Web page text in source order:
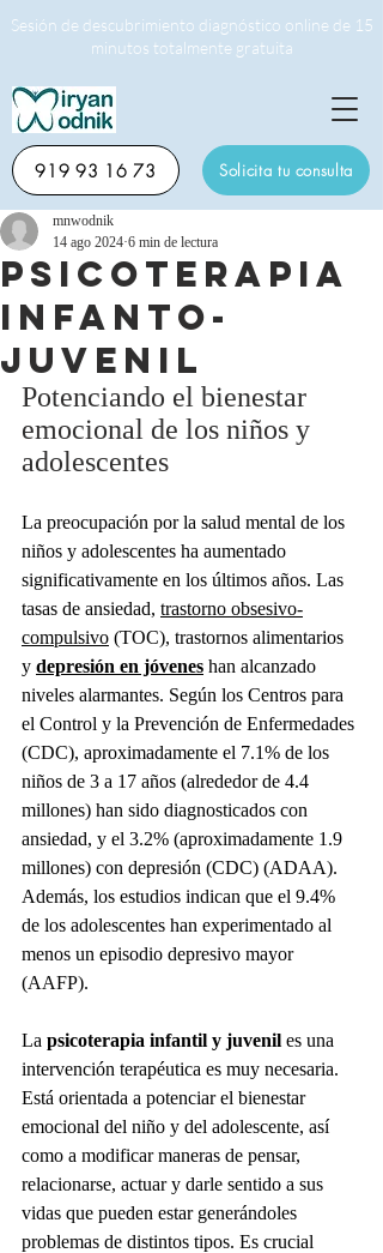
Solicita tu consulta
919 93 16 73
Sesión de descubrimiento diagnóstico online de 15
minutos totalmente gratuita
Psicoterapia
Infanto-
Juvenil
mnwodnik
14 ago 2024 6 min de lectura
Potenciando el bienestar
emocional de los niños y
adolescentes
La preocupación por la salud mental de los
niños y adolescentes ha aumentado
significativamente en los últimos años. Las
tasas de ansiedad, trastorno obsesivo-
compulsivo (TOC), trastornos alimentarios
y depresión en jóvenes han alcanzado
niveles alarmantes. Según los Centros para
el Control y la Prevención de Enfermedades
(CDC), aproximadamente el 7.1% de los
niños de 3 a 17 años (alrededor de 4.4
millones) han sido diagnosticados con
ansiedad, y el 3.2% (aproximadamente 1.9
millones) con depresión (CDC) (ADAA).
Además, los estudios indican que el 9.4%
de los adolescentes han experimentado al
menos un episodio depresivo mayor
(AAFP).
La psicoterapia infantil y juvenil es una
intervención terapéutica es muy necesaria.
Está orientada a potenciar el bienestar
emocional del niño y del adolescente, así
como a modificar maneras de pensar,
relacionarse, actuar y darle sentido a sus
vidas que pueden estar generándoles
problemas de distintos tipos. Es crucial